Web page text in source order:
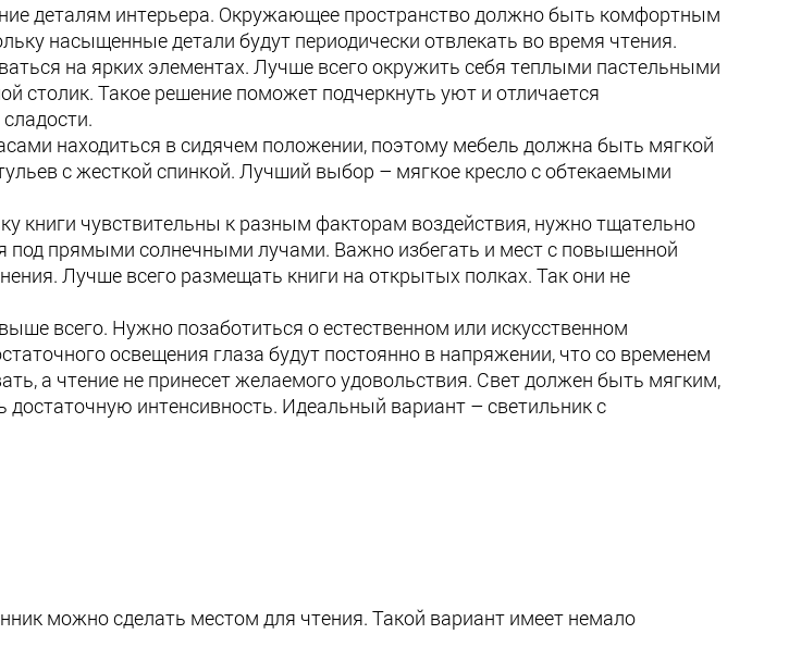
деталям интерьера. Окружающее пространство должно быть комфортным
насыщенные детали будут периодически отвлекать во время чтения.
на ярких элементах. Лучше всего окружить себя теплыми пастельными
столик. Такое решение поможет подчеркнуть уют и отличается
находиться в сидячем положении, поэтому мебель должна быть мягкой
с жесткой спинкой. Лучший выбор – мягкое кресло с обтекаемыми
книги чувствительны к разным факторам воздействия, нужно тщательно
под прямыми солнечными лучами. Важно избегать и мест с повышенной
Лучше всего размещать книги на открытых полках. Так они не
всего. Нужно позаботиться о естественном или искусственном
освещения глаза будут постоянно в напряжении, что со временем
а чтение не принесет желаемого удовольствия. Свет должен быть мягким,
интенсивность. Идеальный вариант – светильник с
можно сделать местом для чтения. Такой вариант имеет немало